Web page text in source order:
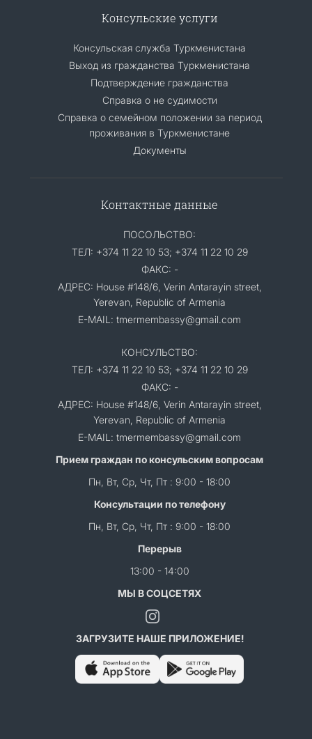
Консульские услуги
Консульская служба Туркменистана
Выход из гражданства Туркменистана
Подтверждение гражданства
Справка о не судимости
Справка о семейном положении за период
проживания в Туркменистане
Документы
Контактные данные
ПОСОЛЬСТВО:
ТЕЛ: +374 11 22 10 53; +374 11 22 10 29
ФАКС: -
АДРЕС: House #148/6, Verin Antarayin street,
Yerevan, Republic of Armenia
E-MAIL: tmermembassy@gmail.com
КОНСУЛЬСТВО:
ТЕЛ: +374 11 22 10 53; +374 11 22 10 29
ФАКС: -
АДРЕС: House #148/6, Verin Antarayin street,
Yerevan, Republic of Armenia
E-MAIL: tmermembassy@gmail.com
Прием граждан по консульским вопросам
Пн, Вт, Ср, Чт, Пт : 9:00 - 18:00
Консультации по телефону
Пн, Вт, Ср, Чт, Пт : 9:00 - 18:00
Перерыв
13:00 - 14:00
МЫ В СОЦСЕТЯХ
ЗАГРУЗИТЕ НАШЕ ПРИЛОЖЕНИЕ!